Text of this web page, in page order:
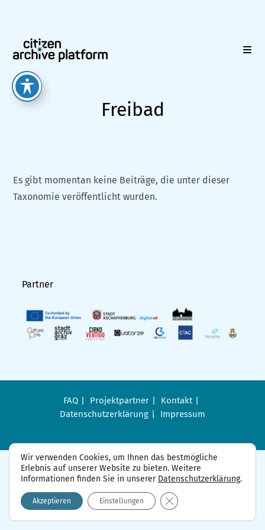
springen
Freibad
Es gibt momentan keine Beiträge, die unter dieser
Taxonomie veröffentlicht wurden.
Partner
FAQ Projektpartner
Kontakt
Datenschutzerklärung
Impressum
Wir verwenden Cookies, um Ihnen das bestmögliche
Erlebnis auf unserer Website zu bieten. Weitere
Informationen finden Sie in unserer Datenschutzerklärung.
Akzeptieren Einstellungen GDPR Cookie-Banner